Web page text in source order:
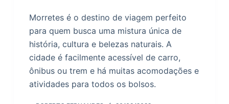
Morretes é o destino de viagem perfeito
para quem busca uma mistura única de
história, cultura e belezas naturais. A
cidade é facilmente acessível de carro,
ônibus ou trem e há muitas acomodações e
atividades para todos os bolsos.